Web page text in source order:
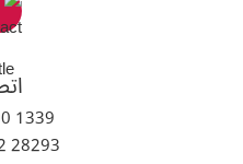
1339 9200 (966+)
28293 1262 (966+)